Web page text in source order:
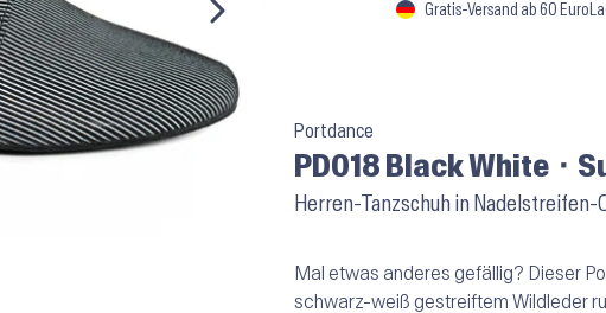
Portdance
PD018 Black White ⬝
Herren-Tanzschuh in Nadelstreifen-
Gratis-Versand ab 60 Euro
Mal etwas anderes gefällig? Dieser
schwarz-weiß gestreiftem Wildleder